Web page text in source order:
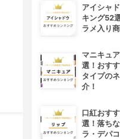
アイシャ
キング52
ラメ入り
マニキュ
選！おす
タイプの
介！
口紅おす
選！落ち
ラ・デパ